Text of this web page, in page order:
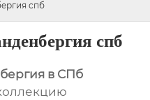
спб
спб
в СПб